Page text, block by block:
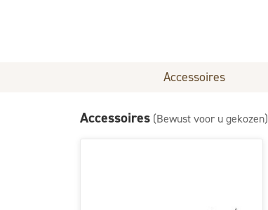
Accessoires
Accessoires (Bewust voor u gekozen)